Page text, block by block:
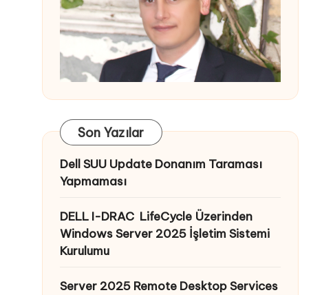
Son Yazılar
Dell SUU Update Donanım Taraması
Yapmaması
DELL I-DRAC LifeCycle Üzerinden
Windows Server 2025 İşletim Sistemi
Kurulumu
Server 2025 Remote Desktop Services